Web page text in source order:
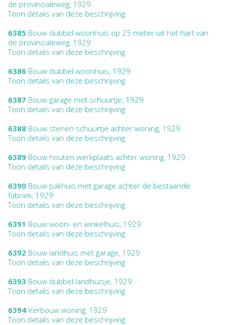
de provincialeweg, 1929
Toon details van deze beschrijving
6385 Bouw dubbel woonhuis op 25 meter uit het hart van
de provincialeweg, 1929
Toon details van deze beschrijving
6386 Bouw dubbel woonhuis, 1929
Toon details van deze beschrijving
6387 Bouw garage met schuurtje, 1929
Toon details van deze beschrijving
6388 Bouw stenen schuurtje achter woning, 1929
Toon details van deze beschrijving
6389 Bouw houten werkplaats achter woning, 1929
Toon details van deze beschrijving
6390 Bouw pakhuis met garage achter de bestaande
fabriek, 1929
Toon details van deze beschrijving
6391 Bouw woon- en winkelhuis, 1929
Toon details van deze beschrijving
6392 Bouw landhuis met garage, 1929
Toon details van deze beschrijving
6393 Bouw dubbel landhuisje, 1929
Toon details van deze beschrijving
6394 Verbouw woning, 1929
Toon details van deze beschrijving